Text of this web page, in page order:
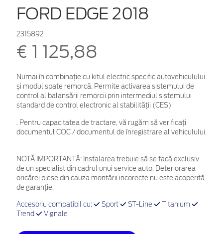
FORD EDGE 2018
2315892
€ 1 125,88
Numai în combinație cu kitul electric specific autovehiculului
și modul spate remorcă. Permite activarea sistemului de
control al balansării remorcii prin intermediul sistemului
standard de control electronic al stabilității (CES)
. Pentru capacitatea de tractare, vă rugăm să verificaţi
documentul COC / documentul de înregistrare al vehiculului.
NOTĂ IMPORTANTĂ: Instalarea trebuie să se facă exclusiv
de un specialist din cadrul unui service auto. Deteriorarea
oricărei piese din cauza montării incorecte nu este acoperită
de garanţie.
Accesoriu compatibil cu: Sport ST-Line
Titanium
Trend
Vignale